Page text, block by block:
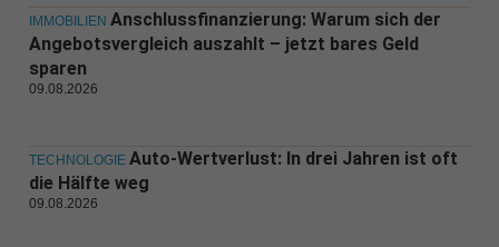
IMMOBILIEN Anschlussfinanzierung: Warum sich der
Angebotsvergleich auszahlt – jetzt bares Geld
sparen
09.08.2026
TECHNOLOGIE Auto-Wertverlust: In drei Jahren ist oft
die Hälfte weg
09.08.2026